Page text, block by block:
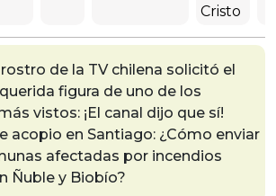
Cristo
de la TV chilena solicitó el
figura de uno de los
vistos: ¡El canal dijo que sí!
acopio en Santiago: ¿Cómo enviar
afectadas por incendios
Ñuble y Biobío?